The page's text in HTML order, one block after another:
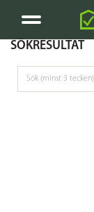
SÖKRESULTAT